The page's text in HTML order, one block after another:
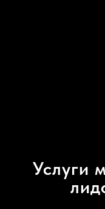
Услуги